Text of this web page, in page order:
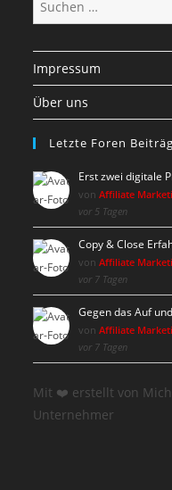
Impressum
Über uns
Letzte Foren
Erst zwei digitale
vonAffiliate
vor 5 Tagen
Copy & Close
vonAffiliate
vor 7 Tagen
Gegen das Auf
vonAffiliate
vor 7 Tagen
Mit ❤️ erstellt von
Unternehmer